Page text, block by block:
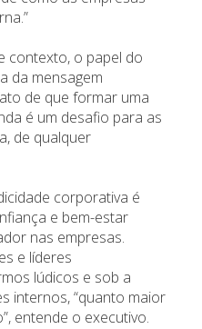
contexto, o papel do
da mensagem
de que formar uma
é um desafio para as
de qualquer
corporativa é
e bem-estar
nas empresas.
e líderes
lúdicos e sob a
internos, “quanto maior
entende o executivo.